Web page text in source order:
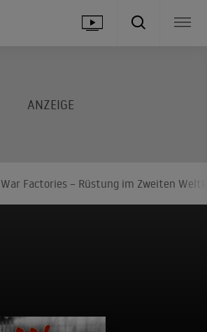
War Factories – Rüstung im Zweiten